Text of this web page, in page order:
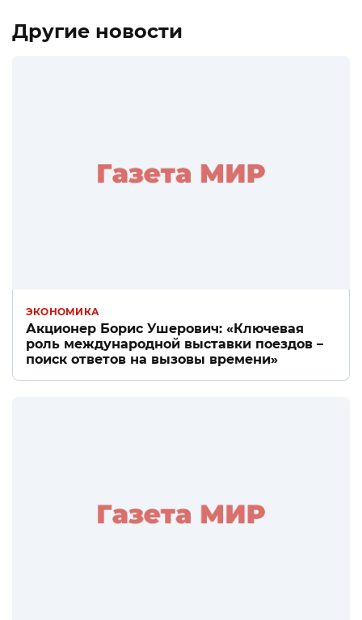
Другие новости
ЭКОНОМИКА
Акционер Борис Ушерович: «Ключевая
роль международной выставки поездов –
поиск ответов на вызовы времени»